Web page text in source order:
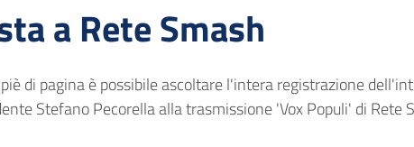
a Rete Smash
di pagina è possibile ascoltare l'intera registrazione
Stefano Pecorella alla trasmissione 'Vox Populi' di Rete